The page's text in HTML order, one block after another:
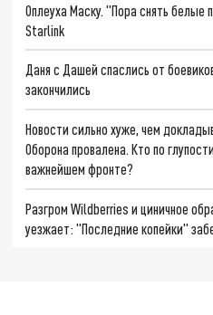
Оплеуха Маску. "Пора снять белые
Starlink
Даня с Дашей спаслись от
закончились
Новости сильно хуже, чем
Оборона провалена. Кто по
важнейшем фронте?
Разгром Wildberries и циничное
уезжает: "Последние копейки"